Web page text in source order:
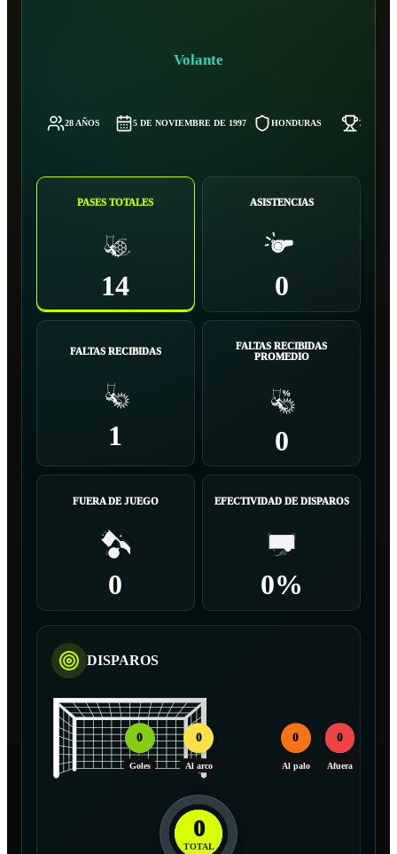
Volante
28 AÑOS 5 DE NOVIEMBRE DE 1997 HONDURAS 76 KG
PASES TOTALES
14
ASISTENCIAS
0
FALTAS RECIBIDAS
1
FALTAS RECIBIDAS
PROMEDIO
0
FUERA DE JUEGO
0
EFECTIVIDAD DE DISPAROS
0%
DISPAROS
0
Goles
0
Al arco
0
Al palo
0
Afuera
0
TOTAL